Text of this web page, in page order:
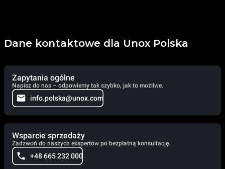
Dane kontaktowe dla Unox Polska
Zapytania ogólne
Napisz do nas – odpowiemy tak szybko, jak to możliwe.
info.polska@unox.com
Wsparcie sprzedaży
Zadzwoń do naszych ekspertów po bezpłatną konsultację.
+48 665 232 000